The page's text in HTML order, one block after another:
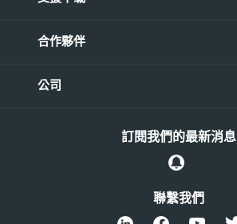
合作夥伴
公司
聯繫我們
訂閱我們的最新消息